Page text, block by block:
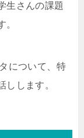
生さんの課題
。
について、特
しします。